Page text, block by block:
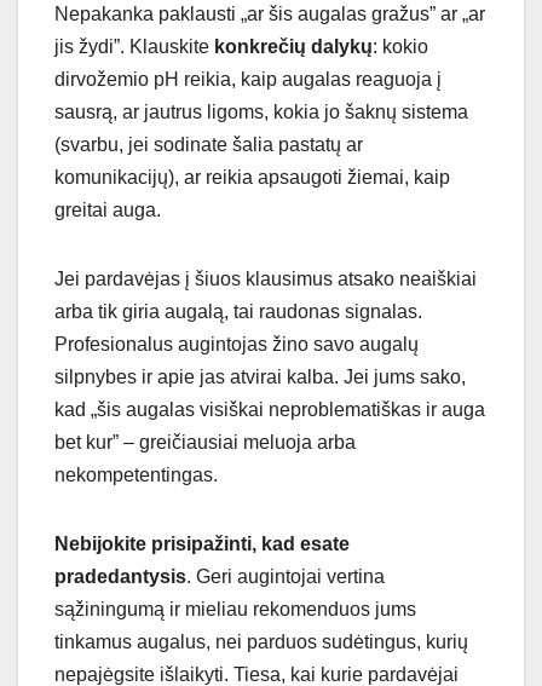
Nepakanka paklausti „ar šis augalas gražus” ar „ar
jis žydi”. Klauskite konkrečių dalykų: kokio
dirvožemio pH reikia, kaip augalas reaguoja į
sausrą, ar jautrus ligoms, kokia jo šaknų sistema
(svarbu, jei sodinate šalia pastatų ar
komunikacijų), ar reikia apsaugoti žiemai, kaip
greitai auga.
Jei pardavėjas į šiuos klausimus atsako neaiškiai
arba tik giria augalą, tai raudonas signalas.
Profesionalus augintojas žino savo augalų
silpnybes ir apie jas atvirai kalba. Jei jums sako,
kad „šis augalas visiškai neproblematiškas ir auga
bet kur” – greičiausiai meluoja arba
nekompetentingas.
Nebijokite prisipažinti, kad esate
pradedantysis. Geri augintojai vertina
sąžiningumą ir mieliau rekomenduos jums
tinkamus augalus, nei parduos sudėtingus, kurių
nepajėgsite išlaikyti. Tiesa, kai kurie pardavėjai